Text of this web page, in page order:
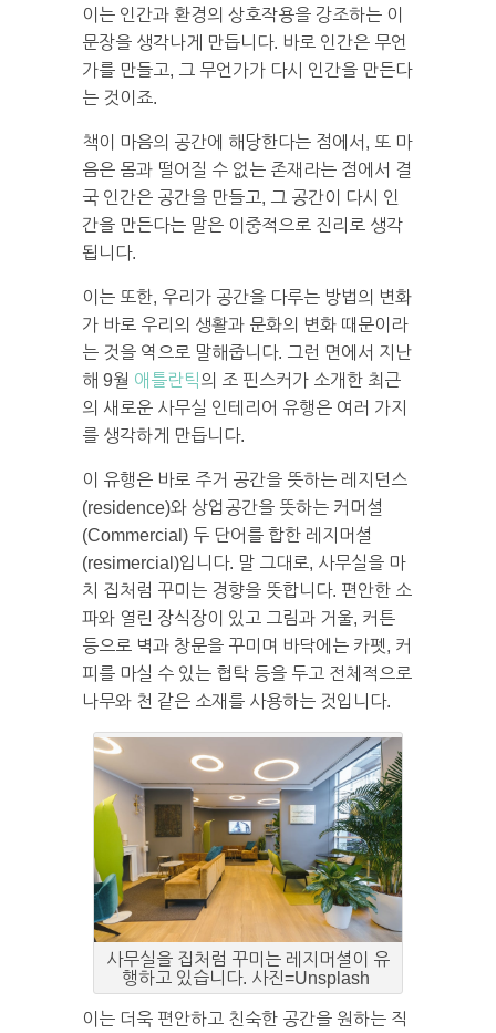
이는 인간과 환경의 상호작용을 강조하는 이
문장을 생각나게 만듭니다. 바로 인간은 무언
가를 만들고, 그 무언가가 다시 인간을 만든다
는 것이죠.
책이 마음의 공간에 해당한다는 점에서, 또 마
음은 몸과 떨어질 수 없는 존재라는 점에서 결
국 인간은 공간을 만들고, 그 공간이 다시 인
간을 만든다는 말은 이중적으로 진리로 생각
됩니다.
이는 또한, 우리가 공간을 다루는 방법의 변화
가 바로 우리의 생활과 문화의 변화 때문이라
는 것을 역으로 말해줍니다. 그런 면에서 지난
해 9월 애틀란틱의 조 핀스커가 소개한 최근
의 새로운 사무실 인테리어 유행은 여러 가지
를 생각하게 만듭니다.
이 유행은 바로 주거 공간을 뜻하는 레지던스
(residence)와 상업공간을 뜻하는 커머셜
(Commercial) 두 단어를 합한 레지머셜
(resimercial)입니다. 말 그대로, 사무실을 마
치 집처럼 꾸미는 경향을 뜻합니다. 편안한 소
파와 열린 장식장이 있고 그림과 거울, 커튼
등으로 벽과 창문을 꾸미며 바닥에는 카펫, 커
피를 마실 수 있는 협탁 등을 두고 전체적으로
나무와 천 같은 소재를 사용하는 것입니다.
사무실을 집처럼 꾸미는 레지머셜이 유
행하고 있습니다. 사진=Unsplash
이는 더욱 편안하고 친숙한 공간을 원하는 직